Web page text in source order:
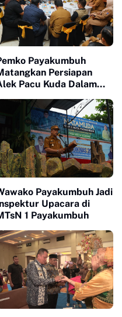
Payakumbuh
Persiapan
Pacu Kuda Dalam
Payakumbuh Jadi
Upacara di
1 Payakumbuh